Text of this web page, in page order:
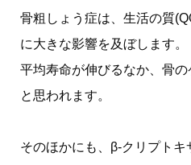
骨粗しょう症は、生活の質
に大きな影響を及ぼします。
平均寿命が伸びるなか、骨
と思われます。
そのほかにも、β-クリプト